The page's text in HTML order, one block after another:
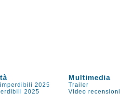
Multimedia
2025 Trailer
2025 Video recensioni